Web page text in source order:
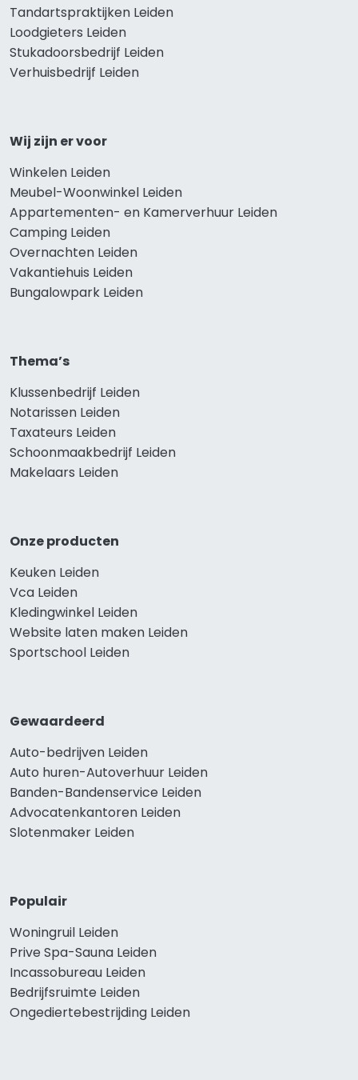
Tandartspraktijken Leiden
Loodgieters Leiden
Stukadoorsbedrijf Leiden
Verhuisbedrijf Leiden
Wij zijn er voor
Winkelen Leiden
Meubel-Woonwinkel Leiden
Appartementen- en Kamerverhuur Leiden
Camping Leiden
Overnachten Leiden
Vakantiehuis Leiden
Bungalowpark Leiden
Thema’s
Klussenbedrijf Leiden
Notarissen Leiden
Taxateurs Leiden
Schoonmaakbedrijf Leiden
Makelaars Leiden
Onze producten
Keuken Leiden
Vca Leiden
Kledingwinkel Leiden
Website laten maken Leiden
Sportschool Leiden
Gewaardeerd
Auto-bedrijven Leiden
Auto huren-Autoverhuur Leiden
Banden-Bandenservice Leiden
Advocatenkantoren Leiden
Slotenmaker Leiden
Populair
Woningruil Leiden
Prive Spa-Sauna Leiden
Incassobureau Leiden
Bedrijfsruimte Leiden
Ongediertebestrijding Leiden